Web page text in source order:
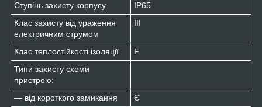
Ступінь захисту корпусу
IP65
Клас захисту від ураження
електричним струмом
ІІІ
Клас теплостійкості ізоляції
F
Типи захисту схеми
пристрою:
— від короткого замикання
Є